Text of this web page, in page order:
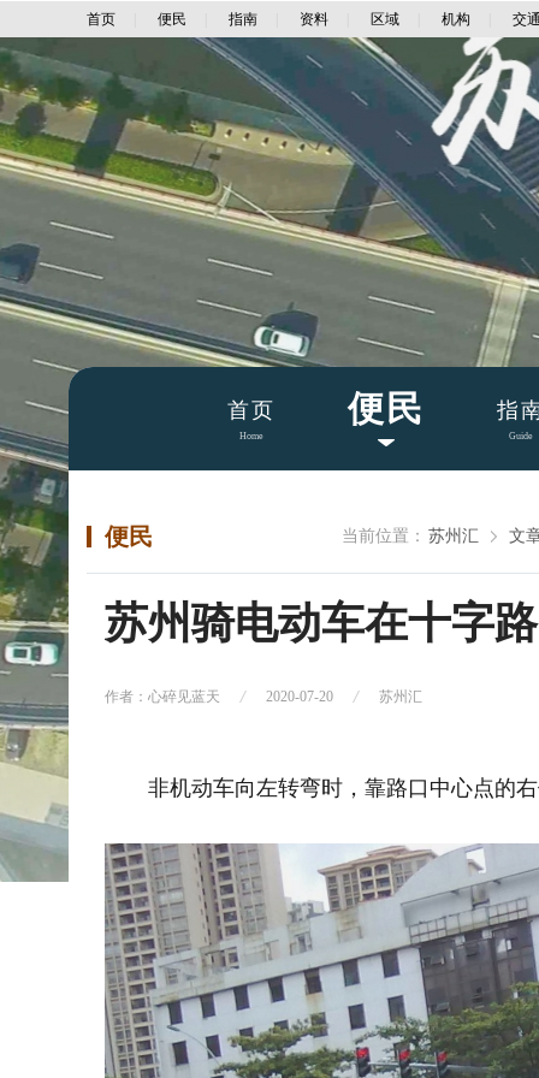
首页 便民 指南 资料 区域 机构 交
首页
Home
便民 指
Guide
便民 当前位置： 苏州汇 文
苏州骑电动车在十字
作者：心碎见蓝天 2020-07-20 苏州汇
非机动车向左转弯时，靠路口中心点的